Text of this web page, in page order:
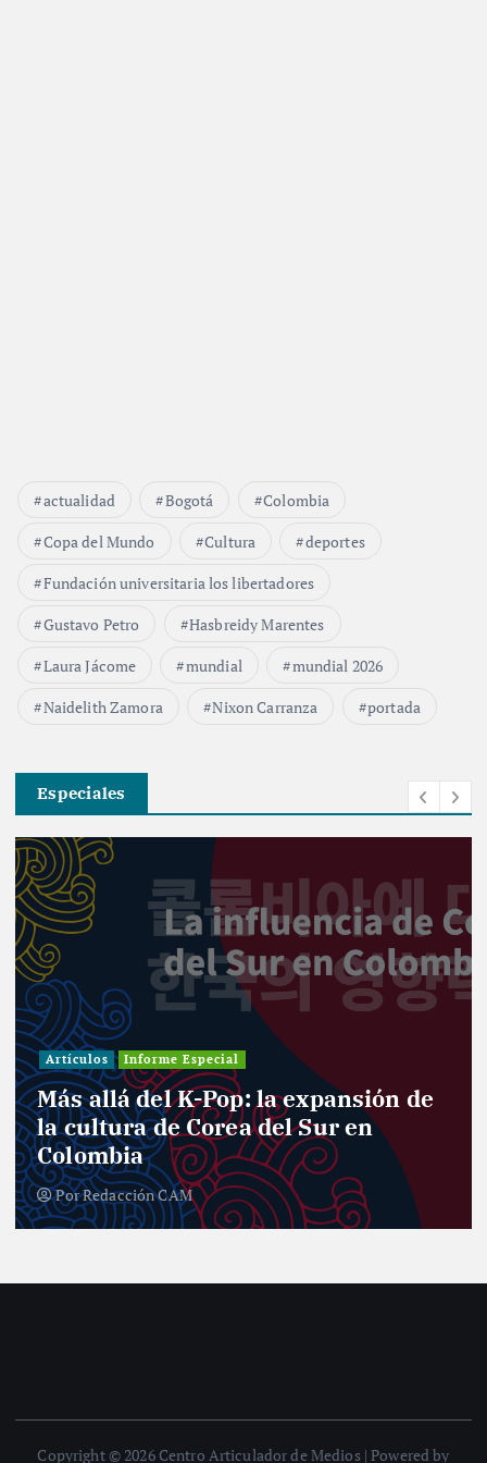
actualidad Bogotá
Colombia
Copa del Mundo
Cultura
deportes
Fundación universitaria los libertadores
Gustavo Petro
Hasbreidy Marentes
Laura Jácome
mundial
mundial 2026
Naidelith Zamora
Nixon Carranza portada
Especiales
Artículos Informe Especial
Más allá del K-Pop: la expansión de
la cultura de Corea del Sur en
Colombia
PorRedacción CAM
Copyright © 2026 Centro Articulador de Medios | Powered by